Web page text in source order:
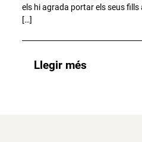
els hi agrada portar els seus
[…]
Llegir més